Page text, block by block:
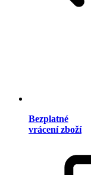
Bezplatné
vrácení zboží